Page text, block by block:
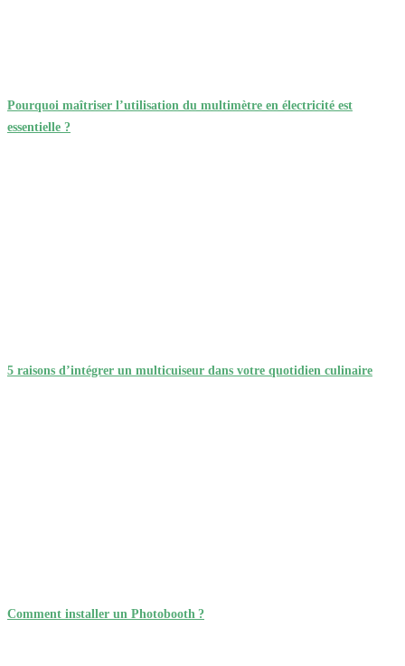
Pourquoi maîtriser l’utilisation du multimètre en électricité est
essentielle ?
5 raisons d’intégrer un multicuiseur dans votre quotidien culinaire
Comment installer un Photobooth ?